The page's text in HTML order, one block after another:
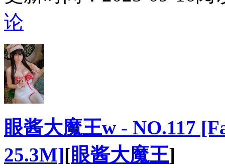
论
眼酱大魔王w - NO.117
25.3M][眼酱大魔王]